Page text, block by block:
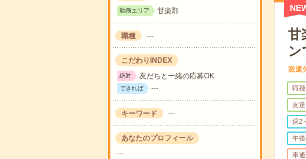
勤務エリア 甘楽郡
職種 ---
こだわりINDEX
絶対 友だちと一緒の応募OK
できれば ---
キーワード ---
あなたのプロフィール
---
甘
ン
派遣
職
友
週2
午
車